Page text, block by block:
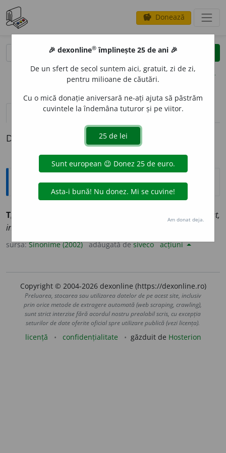
savings Donează
clear
opțiuni
definiții (1) pronunțievolume_up (50)
Definiția cu ID-ul 214010:
Sinonime
TA
avizat, capabil, competent, fortificat, informat,
injurios, insultător, întărit, jignitor, ofensator, pregătit.
sursa:Sinonime (2002) adăugată desiveco acțiuni
Copyright © 2004-2026 dexonline (https://dexonline.ro)
Preluarea, stocarea sau utilizarea datelor de pe acest site, inclusiv
prin orice metode de extragere automată (web scraping, crawling),
sunt strict interzise fără acordul nostru prealabil scris, cu excepția
seturilor de date oferite oficial spre utilizare publică (vezi licența).
licență confidențialitate găzduit de Hosterion
🎉 dexonline® împlinește 25 de ani 🎉
De un sfert de secol suntem aici, gratuit, zi de zi,
pentru milioane de căutări.
Cu o mică donație aniversară ne-ați ajuta să păstrăm
cuvintele la îndemâna tuturor și pe viitor.
Am donat deja.